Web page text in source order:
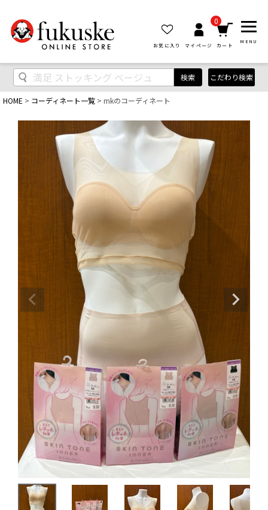
お気に入り マイページ
0
カート
MENU
検索 こだわり検索
HOME コーディネート一覧 mkのコーディネート